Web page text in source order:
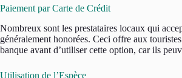
Paiement par Carte de Crédit
Nombreux sont les prestataires locaux qui
généralement honorées. Ceci offre aux
banque avant d’utiliser cette option, car ils
Utilisation de l’Espèce